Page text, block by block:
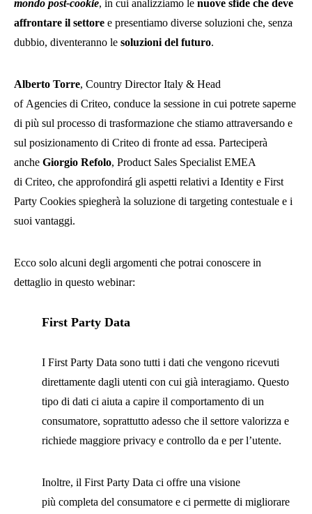
mondo post-cookie, in cui analizziamo le nuove sfide che deve
affrontare il settore e presentiamo diverse soluzioni che, senza
dubbio, diventeranno le soluzioni del futuro.
Alberto Torre, Country Director Italy & Head
of Agencies di Criteo, conduce la sessione in cui potrete saperne
di più sul processo di trasformazione che stiamo attraversando e
sul posizionamento di Criteo di fronte ad essa. Parteciperà
anche Giorgio Refolo, Product Sales Specialist EMEA
di Criteo, che approfondirá gli aspetti relativi a Identity e First
Party Cookies spiegherà la soluzione di targeting contestuale e i
suoi vantaggi.
Ecco solo alcuni degli argomenti che potrai conoscere in
dettaglio in questo webinar:
First Party Data
I First Party Data sono tutti i dati che vengono ricevuti
direttamente dagli utenti con cui già interagiamo. Questo
tipo di dati ci aiuta a capire il comportamento di un
consumatore, soprattutto adesso che il settore valorizza e
richiede maggiore privacy e controllo da e per l’utente.
Inoltre, il First Party Data ci offre una visione
più completa del consumatore e ci permette di migliorare